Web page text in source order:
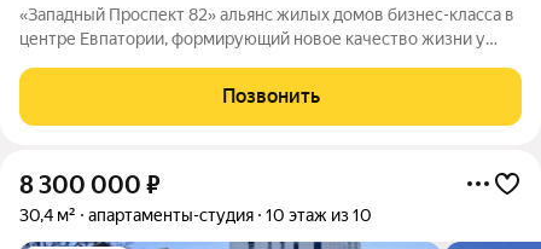
«Западный Проспект 82» альянс жилых домов бизнес-класса в
центре Евпатории, формирующий новое качество жизни у
городской среды и курортного образа жизни: здесь можно
работать, развиваться и отдыхать,
Позвонить
8 300 000 ₽
30,4 м² апартаменты-студия 10 этаж из 10